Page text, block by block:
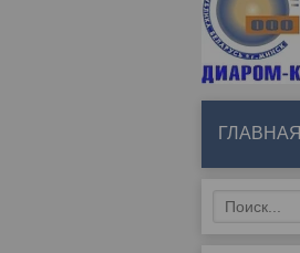
ГЛАВНАЯ